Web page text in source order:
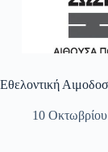
Εθελοντική
10